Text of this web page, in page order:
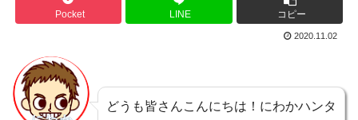
Pocket LINE コピー
2020.11.02
どうも皆さんこんにちは！にわかハンタ